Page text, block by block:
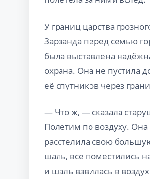
У границ царства
Зарзанда перед семью
была выставлена
охрана. Она не пустила
её спутников через
— Что ж, — сказала
Полетим по воздуху. Она
расстелила свою
шаль, все поместились
и шаль взвилась в